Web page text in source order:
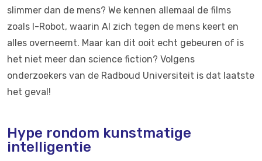
slimmer dan de mens? We kennen allemaal de films
zoals I-Robot, waarin AI zich tegen de mens keert en
alles overneemt. Maar kan dit ooit echt gebeuren of is
het niet meer dan science fiction? Volgens
onderzoekers van de Radboud Universiteit is dat laatste
het geval!
Hype rondom kunstmatige
intelligentie